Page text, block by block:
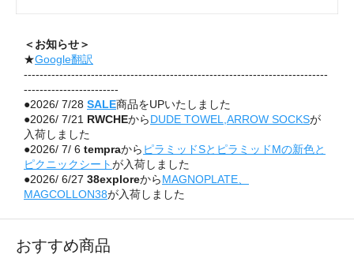
＜お知らせ＞
★Google翻訳
-----------------------------------------------------------------------------
------------------------
●2026/ 7/28 SALE商品をUPいたしました
●2026/ 7/21 RWCHEからDUDE TOWEL,ARROW SOCKSが
入荷しました
●2026/ 7/ 6 tempraから ピラミッドSとピラミッドMの新色と
ピクニックシートが入荷しました
●2026/ 6/27 38exploreからMAGNOPLATE、
MAGCOLLON38が入荷しました
●2026/ 6/26squikayd MEGURU別注
いたしました
おすすめ商品